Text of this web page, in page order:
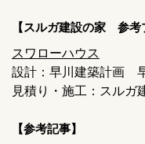
【スルガ建設の家 参考
スワローハウス
設計：早川建築計画
見積り・施工：スルガ
【参考記事】